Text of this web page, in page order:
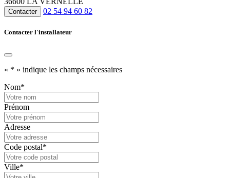
Contacter 02 54 94 60 82
Contacter l'installateur
« * » indique les champs nécessaires
Nom*
Prénom
Adresse
Code postal*
Ville*